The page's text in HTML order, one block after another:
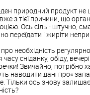
природний продукт не
з тієї причини, що
Ось сіль - штучно,
переїдати і жиріти
необхідність
сніданку, обіду,
Звичайно, потрібно
наводити дані про«
Тільки ось знову